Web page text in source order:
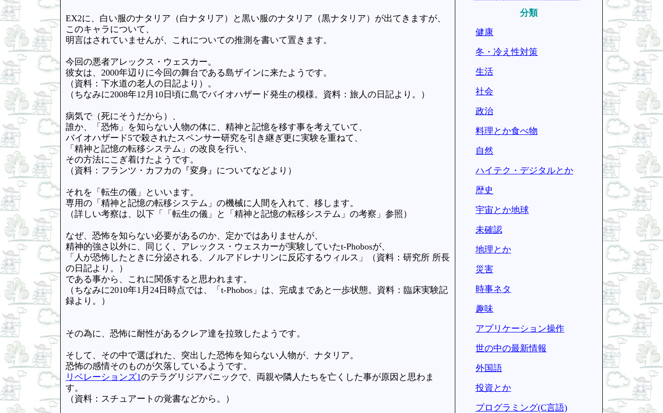
EX2に、白い服のナタリア（白ナタリア）と黒い服のナタリア（黒ナタリア）が出てきますが、
このキャラについて、
明言はされていませんが、これについての推測を書いて置きます。
今回の悪者アレックス・ウェスカー。
彼女は、2000年辺りに今回の舞台である島ザインに来たようです。
（資料：下水道の老人の日記より）。
（ちなみに2008年12月10日頃に島でバイオハザード発生の模様。資料：旅人の日記より。）
病気で（死にそうだから）、
誰か、「恐怖」を知らない人物の体に、精神と記憶を移す事を考えていて、
バイオハザード5で殺されたスペンサー研究を引き継ぎ更に実験を重ねて、
「精神と記憶の転移システム」の改良を行い、
その方法にこぎ着けたようです。
（資料：フランツ・カフカの『変身』についてなどより）
それを「転生の儀」といいます。
専用の「精神と記憶の転移システム」の機械に人間を入れて、移します。
（詳しい考察は、以下「「転生の儀」と「精神と記憶の転移システム」の考察」参照）
なぜ、恐怖を知らない必要があるのか、定かではありませんが、
精神的強さ以外に、同じく、アレックス・ウェスカーが実験していたt-Phobosが、
「人が恐怖したときに分泌される、ノルアドレナリンに反応するウィルス」（資料：研究所 所長
の日記より。）
である事から、これに関係すると思われます。
（ちなみに2010年1月24日時点では、「t-Phobos」は、完成まであと一歩状態。資料：臨床実験記
録より。）
その為に、恐怖に耐性があるクレア達を拉致したようです。
そして、その中で選ばれた、突出した恐怖を知らない人物が、ナタリア。
恐怖の感情そのものが欠落しているようです。
リベレーションズ1のテラグリジアパニックで、両親や隣人たちを亡くした事が原因と思わま
す。
（資料：スチュアートの覚書などから。）
分類
健康
冬・冷え性対策
生活
社会
政治
料理とか食べ物
自然
ハイテク・デジタルとか
歴史
宇宙とか地球
未確認
地理とか
災害
時事ネタ
趣味
アプリケーション操作
世の中の最新情報
外国語
投資とか
プログラミング(C言語)